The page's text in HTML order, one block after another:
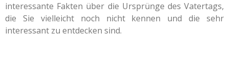
interessante Fakten über die Ursprünge des Vatertags,
die Sie vielleicht noch nicht kennen und die sehr
interessant zu entdecken sind.